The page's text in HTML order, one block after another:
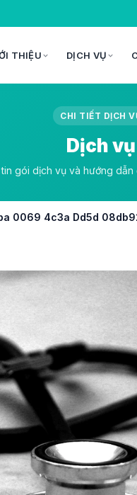
THIỆU DỊCH VỤ
CHI TIẾT DỊCH
Dịch vụ
gói dịch vụ và hướng dẫn
0069 4c3a Dd5d